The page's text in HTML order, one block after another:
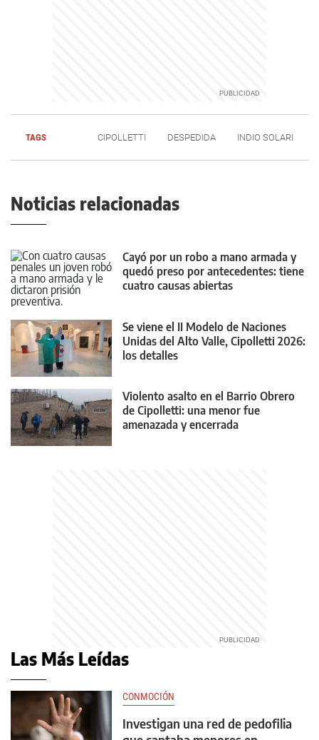
TAGS CIPOLLETTI DESPEDIDA INDIO SOLARI
Noticias relacionadas
Cayó por un robo a mano armada y
quedó preso por antecedentes: tiene
cuatro causas abiertas
Se viene el II Modelo de Naciones
Unidas del Alto Valle, Cipolletti 2026:
los detalles
Violento asalto en el Barrio Obrero
de Cipolletti: una menor fue
amenazada y encerrada
Las Más Leídas
CONMOCIÓN
Investigan una red de pedofilia